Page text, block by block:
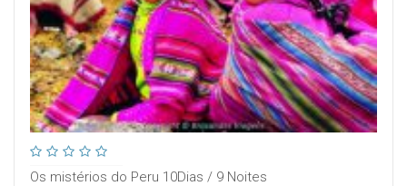
Os mistérios do Peru 10Dias / 9 Noites